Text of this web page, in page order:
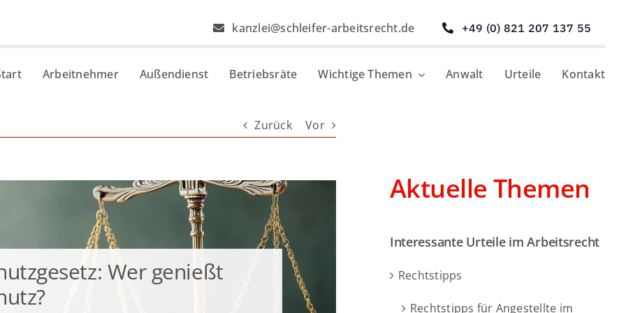
kanzlei@schleifer-arbeitsrecht.de +49 (0) 821 207 137 55
Arbeitnehmer Außendienst Betriebsräte Wichtige Themen Anwalt Urteile Kontakt
Zurück Vor
Wer genießt
Aktuelle Themen
Interessante Urteile im Arbeitsrecht
Rechtstipps
Rechtstipps für Angestellte im